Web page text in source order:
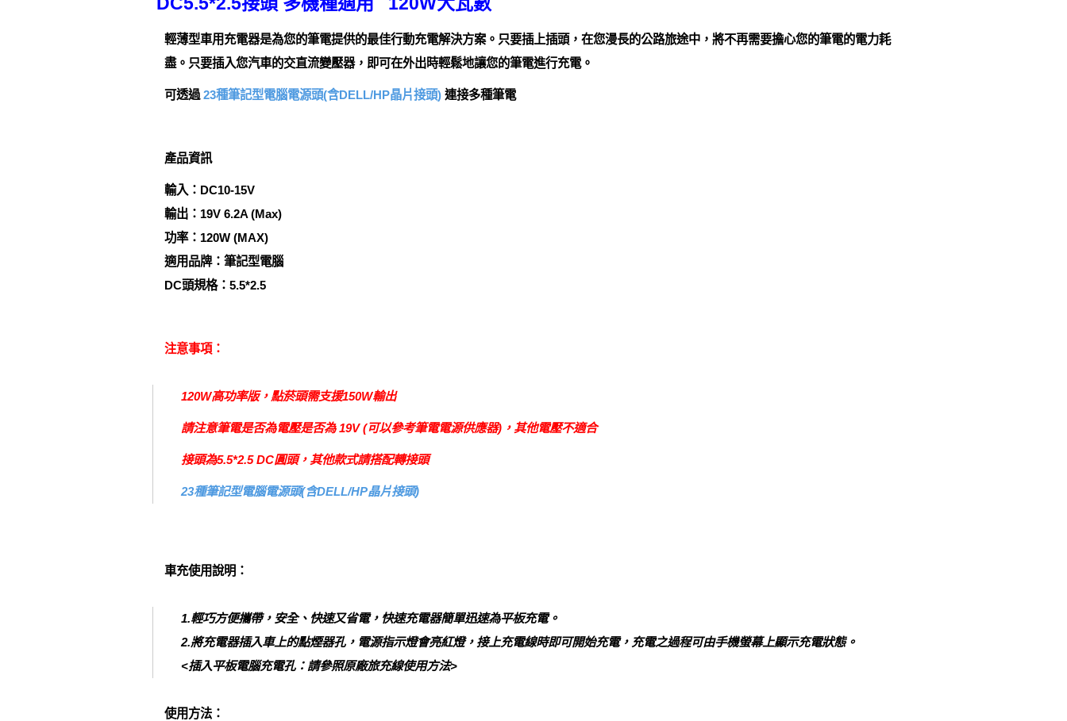
輕薄型車用充電器是為您的筆電提供的最佳行動充電解決方案。只要插上插頭，在您漫長的公路旅途中，將不再需要擔心您的筆電的電力耗
盡。只要插入您汽車的交直流變壓器，即可在外出時輕鬆地讓您的筆電進行充電。
可透過 23種筆記型電腦電源頭(含DELL/HP晶片接頭) 連接多種筆電
產品資訊
輸入：DC10-15V
輸出：19V 6.2A (Max)
功率：120W (MAX)
適用品牌：筆記型電腦
DC頭規格：5.5*2.5
注意事項：
120W高功率版，點菸頭需支援150W輸出
請注意筆電是否為電壓是否為 19V (可以參考筆電電源供應器)，其他電壓不適合
接頭為5.5*2.5 DC圓頭，其他款式請搭配轉接頭
23種筆記型電腦電源頭(含DELL/HP晶片接頭)
車充使用說明：
1.輕巧方便攜帶，安全、快速又省電，快速充電器簡單迅速為平板充電。
2.將充電器插入車上的點煙器孔，電源指示燈會亮紅燈，接上充電線時即可開始充電，充電之過程可由手機螢幕上顯示充電狀態。
<插入平板電腦充電孔：請參照原廠旅充線使用方法>
使用方法：